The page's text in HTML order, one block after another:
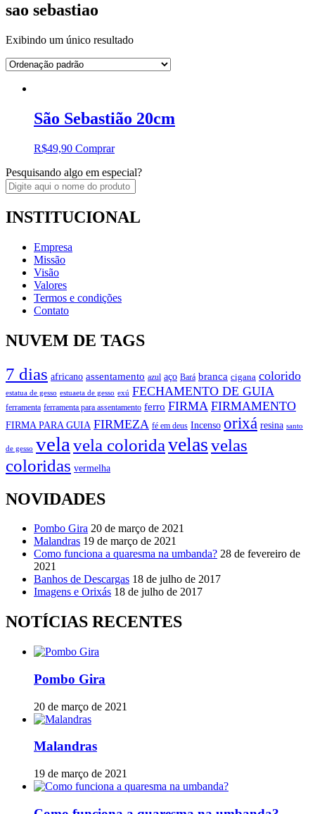
sao sebastiao
Exibindo um único resultado
São Sebastião 20cm
R$49,90 Comprar
Pesquisando algo em especial?
INSTITUCIONAL
Empresa
Missão
Visão
Valores
Termos e condições
Contato
NUVEM DE TAGS
7 dias africano assentamento azul aço Bará branca cigana colorido
estatua de gesso estuaeta de gesso exú FECHAMENTO DE GUIA
ferramenta ferramenta para assentamento ferro FIRMA FIRMAMENTO
FIRMA PARA GUIA FIRMEZA fé em deus Incenso orixá resina santo
de gesso vela vela coloridavelasvelas
coloridas vermelha
NOVIDADES
Pombo Gira 20 de março de 2021
Malandras 19 de março de 2021
Como funciona a quaresma na umbanda? 28 de fevereiro de
2021
Banhos de Descargas 18 de julho de 2017
Imagens e Orixás 18 de julho de 2017
NOTÍCIAS RECENTES
Pombo Gira
20 de março de 2021
Malandras
19 de março de 2021